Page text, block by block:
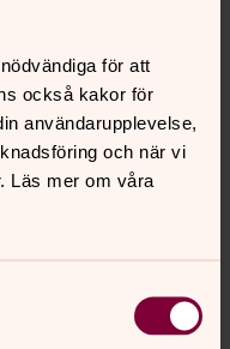
för att
också kakor för
användarupplevelse,
och när vi
Läs mer om våra